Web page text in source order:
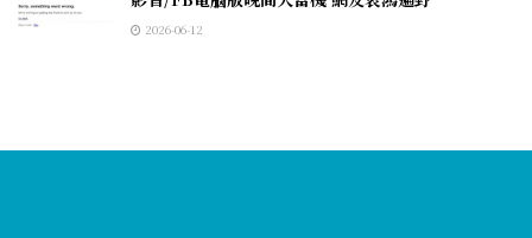
2026-06-12